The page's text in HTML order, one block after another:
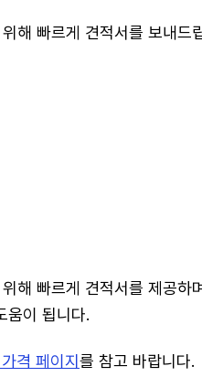
해 빠르게 견적서를 보내드
해 빠르게 견적서를 제공하
움이 됩니다.
격 페이지 를 참고 바랍니다.